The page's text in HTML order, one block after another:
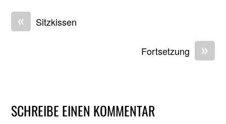
« Sitzkissen
»
Fortsetzung
SCHREIBE EINEN KOMMENTAR